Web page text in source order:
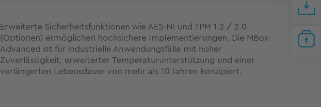
Erweiterte Sicherheitsfunktionen wie AES-NI und TPM 1.2 / 2.0
(Optionen) ermöglichen hochsichere Implementierungen. Die MBox-
Advanced ist für industrielle Anwendungsfälle mit hoher
Zuverlässigkeit, erweiterter Temperaturunterstützung und einer
verlängerten Lebensdauer von mehr als 10 Jahren konzipiert.